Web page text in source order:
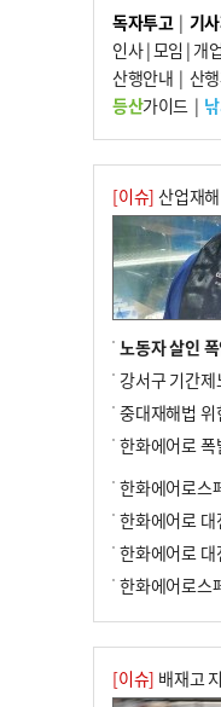
7
[속보]‘尹 탄
백악관서 트
8
서울 중랑구
사망
10 입추 지났지
년 만에 3배
독자투고| 기
인사|모임 | 개
산행안내 | 산
등산가이드|
[이슈] 산업재해
한화에어로 대
[이슈] 배재고